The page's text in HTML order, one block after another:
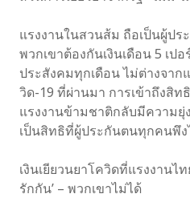
แรงงานในสวนส้ม ถือเป็นผู้ป
พวกเขาต้องกันเงินเดือน 5 เป
ประสังคมทุกเดือน ไม่ต่างจาก
วิด-19 ที่ผ่านมา การเข้าถึงสิ
แรงงานข้ามชาติกลับมีความยุ่
เป็นสิทธิที่ผู้ประกันตนทุกคนพึง
เงินเยียวนยาโควิดที่แรงงานไ
รักกัน’ – พวกเขาไม่ได้